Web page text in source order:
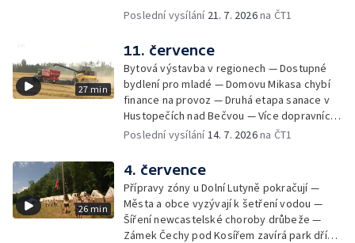
— Týden v sítích — Umění v době umělé
Poslední vysílání 21. 7. 2026na ČT1
27 min
11. července
Bytová výstavba v regionech — Dostupné
bydlení pro mladé — Domovu Mikasa chybí
finance na provoz — Druhá etapa sanace v
Hustopečích nad Bečvou — Více dopravních
nehod v létě — Týden v sítích — Žně v Česku
Poslední vysílání14. 7. 2026na ČT1
26 min
4. července
Přípravy zóny u Dolní Lutyně pokračují —
Města a obce vyzývají k šetření vodou —
Šíření newcastelské choroby drůbeže —
Zámek Čechy pod Kosířem zavírá park dříve